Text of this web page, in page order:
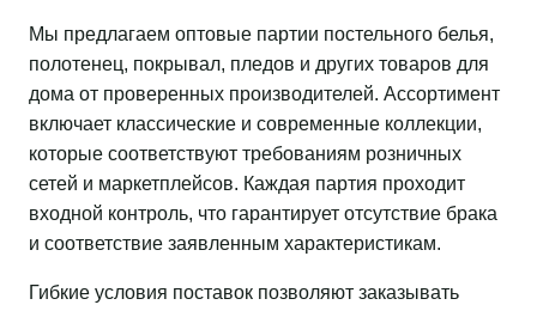
Мы предлагаем оптовые партии постельного белья,
полотенец, покрывал, пледов и других товаров для
дома от проверенных производителей. Ассортимент
включает классические и современные коллекции,
которые соответствуют требованиям розничных
сетей и маркетплейсов. Каждая партия проходит
входной контроль, что гарантирует отсутствие брака
и соответствие заявленным характеристикам.
Гибкие условия поставок позволяют заказывать